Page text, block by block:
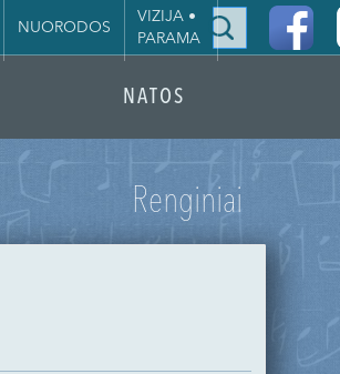
NUORODOS
VIZIJA •
PARAMA
|
NATOS
Renginiai